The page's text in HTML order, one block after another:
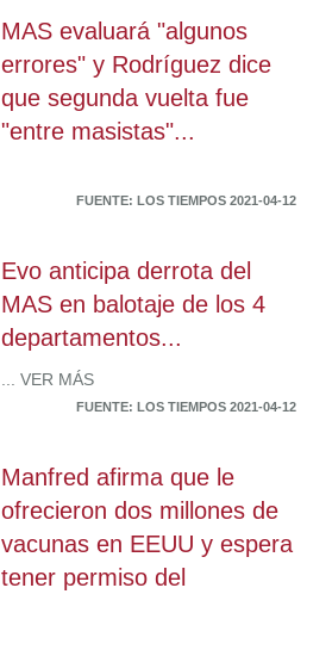
MAS evaluará "algunos
errores" y Rodríguez dice
que segunda vuelta fue
"entre masistas"...
FUENTE: LOS TIEMPOS 2021-04-12
Evo anticipa derrota del
MAS en balotaje de los 4
departamentos...
... VER MÁS
FUENTE: LOS TIEMPOS 2021-04-12
Manfred afirma que le
ofrecieron dos millones de
vacunas en EEUU y espera
tener permiso del